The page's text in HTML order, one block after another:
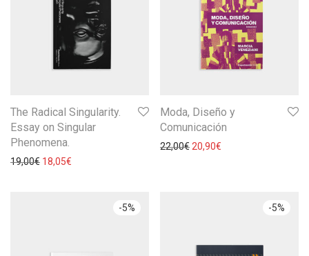
The Radical Singularity.
Essay on Singular
Phenomena.
19,00€ 18,05€
Moda, Diseño y
Comunicación
22,00€ 20,90€
-5% -5%